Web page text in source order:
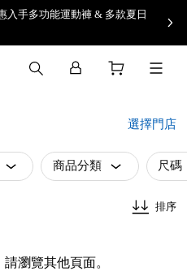
入手多功能運動褲 & 多款夏日
選擇門店
商品分類 尺碼
排序
瀏覽其他頁面。